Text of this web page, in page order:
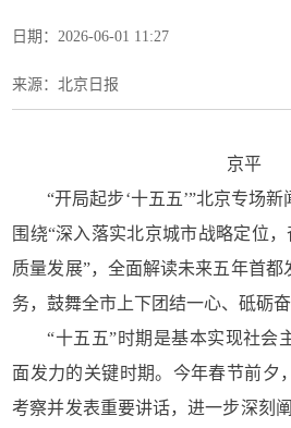
日期：2026-06-01 11:27
来源：北京日报
京平
“开局起步‘十五五’”北京专场
围绕“深入落实北京城市战略定位，
质量发展”，全面解读未来五年首
务，鼓舞全市上下团结一心、砥砺奋
“十五五”时期是基本实现社会
面发力的关键时期。今年春节前夕
考察并发表重要讲话，进一步深刻